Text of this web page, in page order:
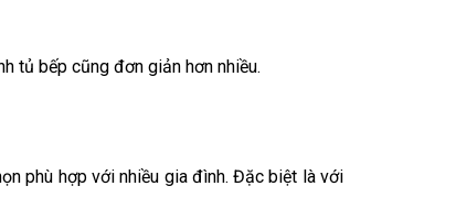
tủ bếp cũng đơn giản hơn nhiều.
phù hợp với nhiều gia đình. Đặc biệt là với